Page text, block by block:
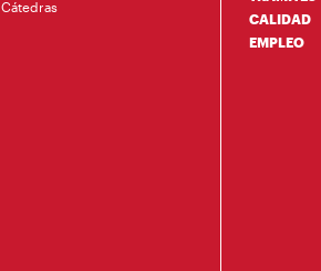
Cátedras
CALIDAD
EMPLEO